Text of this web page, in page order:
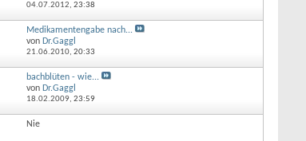
04.07.2012, 23:38
Medikamentengabe nach...
von Dr.Gaggl
21.06.2010, 20:33
bachblüten - wie...
von Dr.Gaggl
18.02.2009, 23:59
Nie